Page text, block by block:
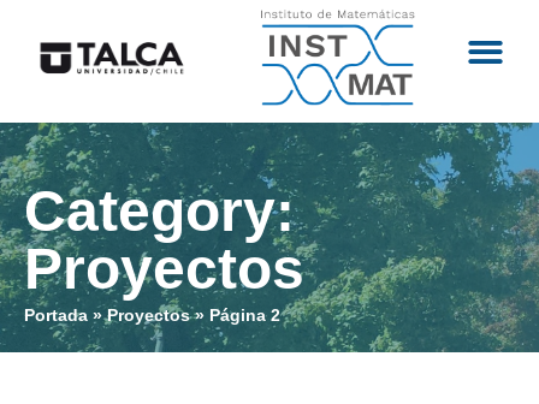
Category:
Proyectos
Portada »Proyectos» Página 2